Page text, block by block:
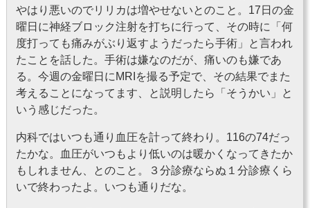
やはり悪いのでリリカは増やせないとのこと。17日の金
曜日に神経ブロック注射を打ちに行って、その時に「何
度打っても痛みがぶり返すようだったら手術」と言われ
たことを話した。手術は嫌なのだが、痛いのも嫌であ
る。今週の金曜日にMRIを撮る予定で、その結果でまた
考えることになってます、と説明したら「そうかい」と
いう感じだった。
内科ではいつも通り血圧を計って終わり。116の74だっ
たかな。血圧がいつもより低いのは暖かくなってきたか
もしれません、とのこと。３分診療ならぬ１分診療くら
いで終わったよ。いつも通りだな。